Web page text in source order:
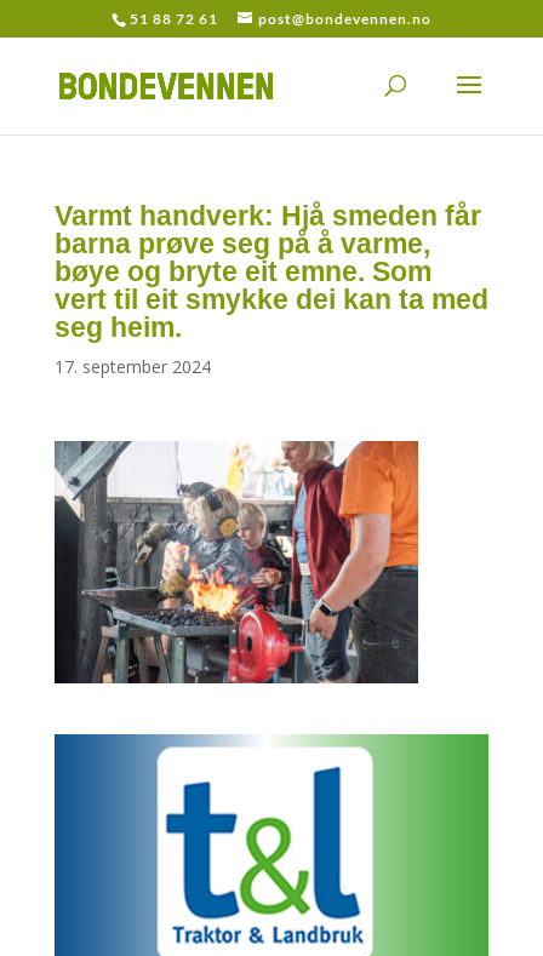
51 88 72 61 post@bondevennen.no
Varmt handverk: Hjå smeden får
barna prøve seg på å varme,
bøye og bryte eit emne. Som
vert til eit smykke dei kan ta med
seg heim.
17. september 2024